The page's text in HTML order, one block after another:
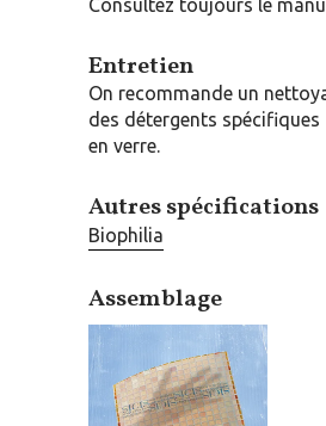
Consultez toujours le
Entretien
On recommande un
des détergents
en verre.
Autres spécifications
Biophilia
Assemblage